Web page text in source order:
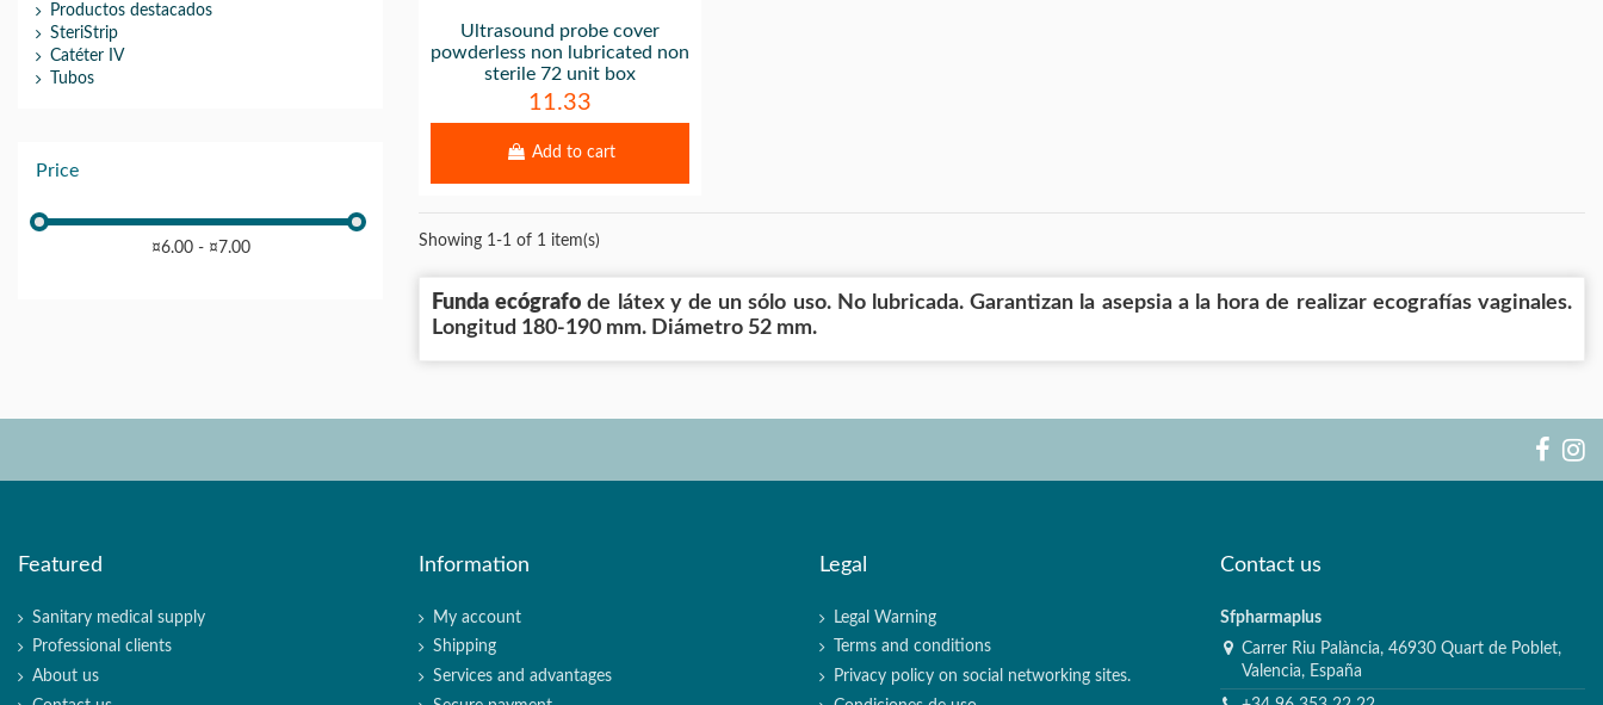
Ultrasound probe cover
powderless non lubricated non
sterile 72 unit box
11.33
Add to cart
Showing 1-1 of 1 item(s)
Funda ecógrafo de látex y de un sólo uso. No lubricada. Garantizan la asepsia a la hora de realizar ecografías vaginales.
Longitud 180-190 mm. Diámetro 52 mm.
Productos destacados
SteriStrip
Catéter IV
Tubos
Price
¤6.00 - ¤7.00
Featured
Sanitary medical supply
Professional clients
About us
Information
My account
Shipping
Services and advantages
Legal
Legal Warning
Terms and conditions
Privacy policy on social networking sites.
Contact us
Sfpharmaplus
Carrer Riu Palància, 46930 Quart de Poblet,
Valencia, España